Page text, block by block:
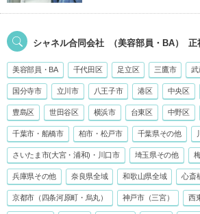
シャネル合同会社 （美容部員・BA） 正
美容部員・BA 千代田区 足立区 三鷹市 武
国分寺市 立川市 八王子市 港区 中央区
豊島区 世田谷区 横浜市 台東区 中野区
千葉市・船橋市 柏市・松戸市 千葉県その他
さいたま市(大宮・浦和)・川口市 埼玉県その他
兵庫県その他 奈良県全域 和歌山県全域 心斎
京都市（四条河原町・烏丸） 神戸市（三宮） 西